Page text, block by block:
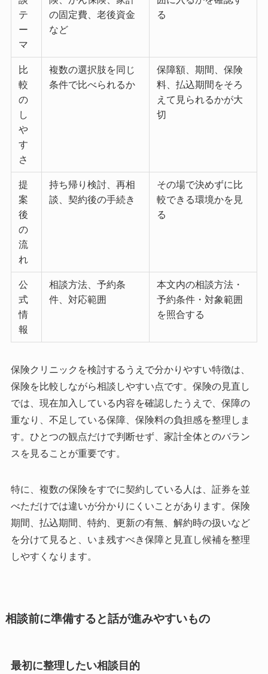
テ
ー
マ
の固定費、老後資金
など
る
比
較
の
し
や
す
さ
複数の選択肢を同じ
条件で比べられるか
保障額、期間、保険
料、払込期間をそろ
えて見られるかが大
切
提
案
後
の
流
れ
持ち帰り検討、再相
談、契約後の手続き
その場で決めずに比
較できる環境かを見
る
公
式
情
報
相談方法、予約条
件、対応範囲
本文内の相談方法・
予約条件・対象範囲
を照合する
保険クリニックを検討するうえで分かりやすい特徴は、
保険を比較しながら相談しやすい点です。保険の見直し
では、現在加入している内容を確認したうえで、保障の
重なり、不足している保障、保険料の負担感を整理しま
す。ひとつの観点だけで判断せず、家計全体とのバラン
スを見ることが重要です。
特に、複数の保険をすでに契約している人は、証券を並
べただけでは違いが分かりにくいことがあります。保険
期間、払込期間、特約、更新の有無、解約時の扱いなど
を分けて見ると、いま残すべき保障と見直し候補を整理
しやすくなります。
相談前に準備すると話が進みやすいもの
最初に整理したい相談目的